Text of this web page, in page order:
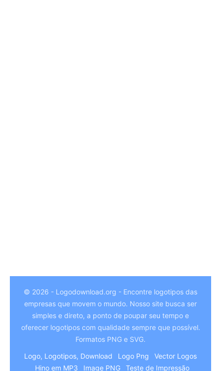
© 2026 - Logodownload.org - Encontre logotipos das
empresas que movem o mundo. Nosso site busca ser
simples e direto, a ponto de poupar seu tempo e
oferecer logotipos com qualidade sempre que possível.
Formatos PNG e SVG.
Logo, Logotipos, Download
Logo Png
Vector Logos
Hino em MP3
Image PNG Teste de Impressão
Italian
Hindi
German